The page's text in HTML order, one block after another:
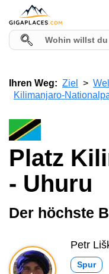
Ihren Weg: Ziel
Kilimanjaro-
Platz
- Uhuru
Der höchste
Petr
Spur